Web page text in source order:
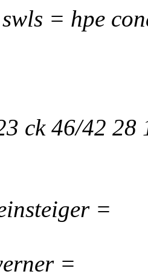
= hpe
ck 46/42 28
=
=